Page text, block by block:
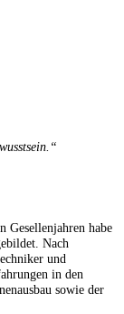
Gesellenjahren habe
Nach
und
in den
sowie der